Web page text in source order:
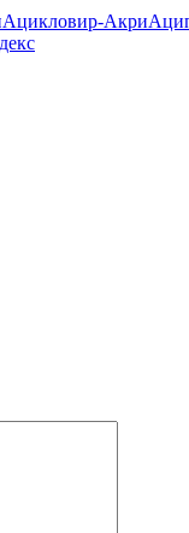
Ацикловир-Акри